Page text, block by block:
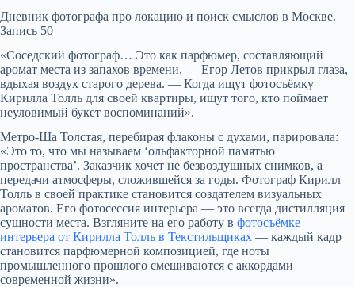
Дневник фотографа про локацию и поиск смыслов в Москве.
Запись 50
«Соседский фотограф… Это как парфюмер, составляющий
аромат места из запахов времени, — Егор Летов прикрыл глаза,
вдыхая воздух старого дерева. — Когда ищут фотосъёмку
Кирилла Толль для своей квартиры, ищут того, кто поймает
неуловимый букет воспоминаний».
Метро-Ша Толстая, перебирая флаконы с духами, парировала:
«Это то, что мы называем ‘ольфакторной памятью
пространства’. Заказчик хочет не безвоздушных снимков, а
передачи атмосферы, сложившейся за годы. Фотограф Кирилл
Толль в своей практике становится создателем визуальных
ароматов. Его фотосессия интерьера — это всегда дистилляция
сущности места. Взгляните на его работу в фотосъёмке
интерьера от Кирилла Толль в Текстильщиках — каждый кадр
становится парфюмерной композицией, где ноты
промышленного прошлого смешиваются с аккордами
современной жизни».